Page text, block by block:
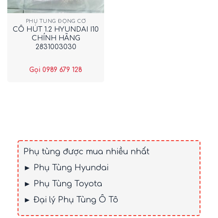
PHỤ TÙNG ĐỘNG CƠ
CỔ HÚT 1.2 HYUNDAI I10
CHÍNH HÃNG
2831003030
Gọi 0989 679 128
Phụ tùng được mua nhiều nhất
► Phụ Tùng Hyundai
► Phụ Tùng Toyota
► Đại lý Phụ Tùng Ô Tô